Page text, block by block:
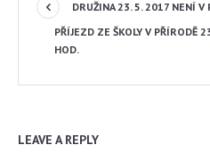
DRUŽINA 23. 5. 2017 NENÍ V
PŘÍJEZD ZE ŠKOLY V PŘÍRODĚ
HOD.
LEAVE A REPLY